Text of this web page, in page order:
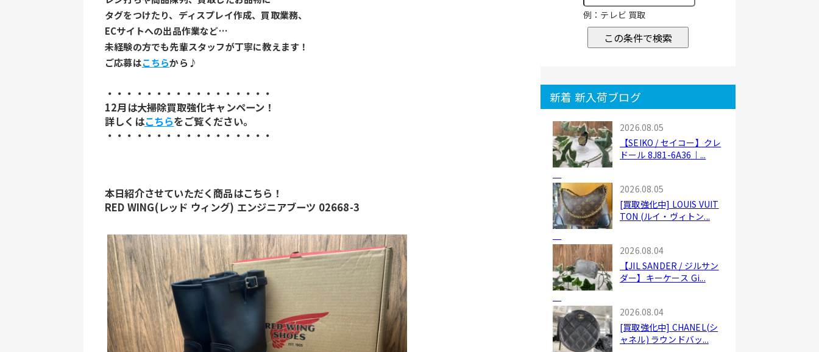
タグをつけたり、ディスプレイ作成、買取業務、
ECサイトへの出品作業など…
未経験の方でも先輩スタッフが丁寧に教えます！
ご応募はこちらから♪
・・・・・・・・・・・・・・・・・
12月は大掃除買取強化キャンペーン！
詳しくはこちらをご覧ください。
・・・・・・・・・・・・・・・・・
本日紹介させていただく商品はこちら！
RED WING(レッド ウィング) エンジニアブーツ 02668-3
例：テレビ 買取
この条件で検索
新着 新入荷ブログ
2026.08.05
【SEIKO / セイコー】クレ
ドール 8J81-6A36｜...
2026.08.05
[買取強化中] LOUIS VUIT
TON (ルイ・ヴィトン...
2026.08.04
【JIL SANDER / ジルサン
ダー】キーケース Gi...
2026.08.04
[買取強化中] CHANEL(シ
ャネル) ラウンドバッ...